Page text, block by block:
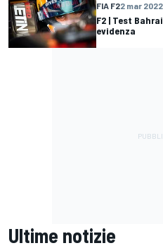
FIA F22 mar 2022
F2 | Test
evidenza
Ultime notizie